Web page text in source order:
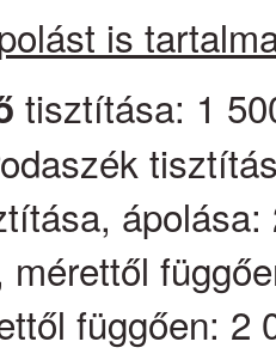
is
tisztítása: 1
függően: 2